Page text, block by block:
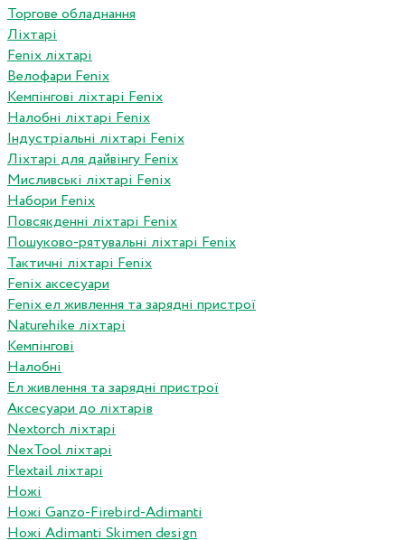
Торгове обладнання
Ліхтарі
Fenix ліхтарі
Велофари Fenix
Кемпінгові ліхтарі Fenix
Налобні ліхтарі Fenix
Індустріальні ліхтарі Fenix
Ліхтарі для дайвінгу Fenix
Мисливські ліхтарі Fenix
Набори Fenix
Повсякденні ліхтарі Fenix
Пошуково-рятувальні ліхтарі Fenix
Тактичні ліхтарі Fenix
Fenix аксесуари
Fenix ел живлення та зарядні пристрої
Naturehike ліхтарі
Кемпінгові
Налобні
Ел живлення та зарядні пристрої
Аксесуари до ліхтарів
Nextorch ліхтарі
NexTool ліхтарі
Flextail ліхтарі
Ножі
Ножі Ganzo-Firebird-Adimanti
Ножі Adimanti Skimen design